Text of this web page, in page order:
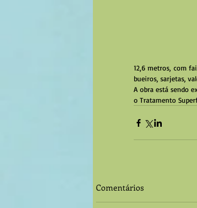
12,6 metros, com
bueiros, sarjetas,
A obra está sendo
o Tratamento
Comentários